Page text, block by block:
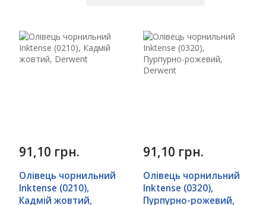
91,10 грн.
Олівець чорнильний
Inktense (0210),
Кадмій жовтий,
91,10 грн.
Олівець чорнильний
Inktense (0320),
Пурпурно-рожевий,